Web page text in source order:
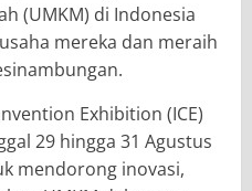
(UMKM) di Indonesia
mereka dan meraih
Exhibition (ICE)
29 hingga 31 Agustus
mendorong inovasi,